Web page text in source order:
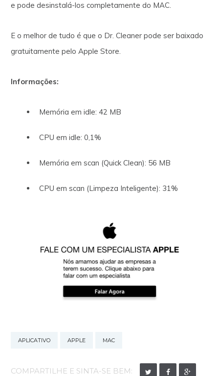
e pode desinstalá-los completamente do MAC.
E o melhor de tudo é que o Dr. Cleaner pode ser baixado
gratuitamente pelo Apple Store.
Informações:
Memória em idle: 42 MB
CPU em idle: 0,1%
Memória em scan (Quick Clean): 56 MB
CPU em scan (Limpeza Inteligente): 31%
APLICATIVO APPLE MAC
COMPARTILHE E SINTA-SE BEM: